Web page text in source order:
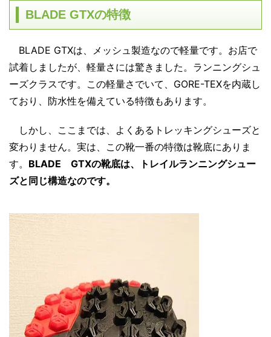
BLADE GTXの特徴
BLADE GTXは、メッシュ製造なので軽量です。お店で
試着しましたが、軽量さには驚きました。ランニングシュ
ーズクラスです。この軽量さでいて、GORE-TEXを内蔵し
ており、防水性を備えている特徴もあります。
しかし、ここまでは、よくあるトレッキングシューズと
変わりません。実は、この靴一番の特徴は靴底にありま
す。 BLADE GTXの靴底は、トレイルランニングシュー
ズと同じ構造なのです。